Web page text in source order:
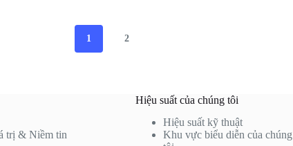
1 2
trị & Niềm tin
Hiệu suất của chúng tôi
Hiệu suất kỹ thuật
Khu vực biểu diễn của chúng